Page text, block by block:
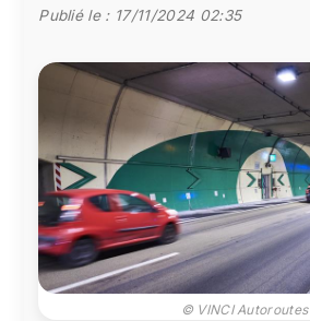
Publié le : 17/11/2024 02:35
© VINCI Autoroutes